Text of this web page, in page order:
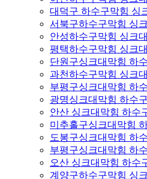
대덕구 하수구막힘 싱
서북구하수구막힘 싱
안성하수구막힘 싱크
평택하수구막힘 싱크
단원구싱크대막힘 하
과천하수구막힘 싱크
부평구싱크대막힘 하
광명싱크대막힘 하수
안산 싱크대막힘 하수
미추홀구싱크대막힘
도봉구싱크대막힘 하
부평구싱크대막힘 하
오산 싱크대막힘 하수
계양구하수구막힘 싱